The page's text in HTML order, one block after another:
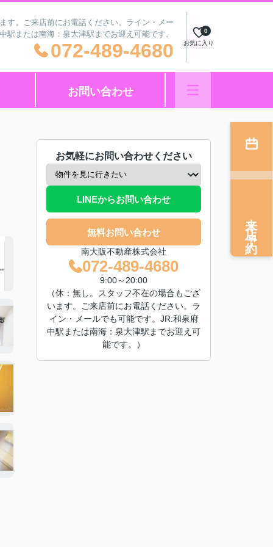
。ご来店前にお電話ください。ライン・メー
駅または南海：泉大津駅までお迎え可能です。
072-489-4680 お気に入り
0
お問い合わせ
お気軽にお問い合わせください
LINEからお問い合わせ
無料お問い合わせ
南大阪不動産株式会社
072-489-4680
9:00～20:00
（休：無し。スタッフ不在の場合もござ
います。ご来店前にお電話ください。ラ
イン・メールでも可能です。JR:和泉府
中駅または南海：泉大津駅までお迎え可
能です。）
来店予約